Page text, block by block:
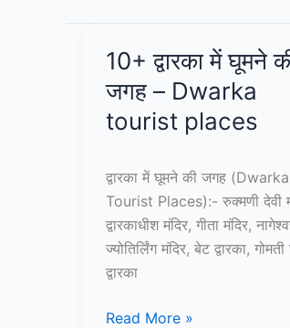
10+ द्वारका में घूमने
जगह – Dwarka
tourist places
द्वारका में घूमने की जगह (Dwarka
Tourist Places):- रुक्मणी देवी
द्वारकाधीश मंदिर, गीता मंदिर,
ज्योतिर्लिंग मंदिर, बेट द्वारका,
द्वारका
10+
Read More »